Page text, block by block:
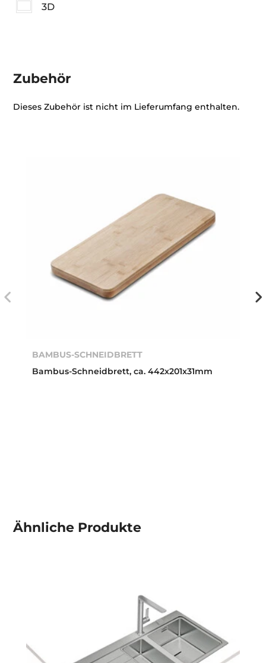
3D
Zubehör
Dieses Zubehör ist nicht im Lieferumfang enthalten.
BAMBUS-SCHNEIDBRETT
Bambus-Schneidbrett, ca. 442x201x31mm
Ähnliche Produkte